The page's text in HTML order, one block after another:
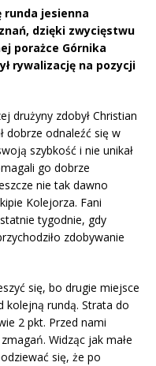
runda jesienna
dzięki zwycięstwu
porażce Górnika
rywalizację na pozycji
drużyny zdobył Christian
dobrze odnaleźć się w
szybkość i nie unikał
go dobrze
nie tak dawno
Kolejorza. Fani
tygodnie, gdy
zdobywanie
się, bo drugie miejsce
kolejną rundą. Strata do
2 pkt. Przed nami
Widząc jak małe
się, że po